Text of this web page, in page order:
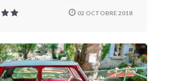
02 OCTOBRE 2018